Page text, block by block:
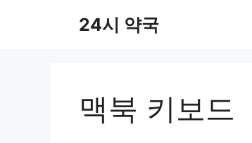
24시 약국
맥북 키보드